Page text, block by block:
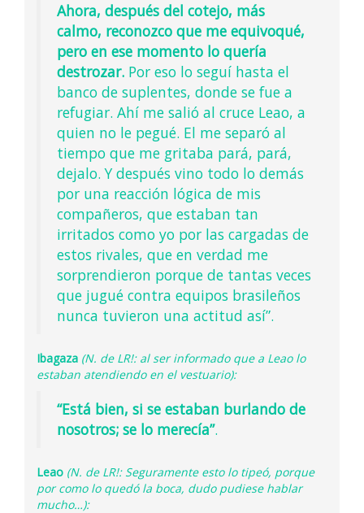
Ahora, después del cotejo, más
calmo, reconozco que me equivoqué,
pero en ese momento lo quería
destrozar. Por eso lo seguí hasta el
banco de suplentes, donde se fue a
refugiar. Ahí me salió al cruce Leao, a
quien no le pegué. El me separó al
tiempo que me gritaba pará, pará,
dejalo. Y después vino todo lo demás
por una reacción lógica de mis
compañeros, que estaban tan
irritados como yo por las cargadas de
estos rivales, que en verdad me
sorprendieron porque de tantas veces
que jugué contra equipos brasileños
nunca tuvieron una actitud así”.
Ibagaza (N. de LR!: al ser informado que a Leao lo
estaban atendiendo en el vestuario):
“Está bien, si se estaban burlando de
nosotros; se lo merecía”.
Leao (N. de LR!: Seguramente esto lo tipeó, porque
por como lo quedó la boca, dudo pudiese hablar
mucho…):